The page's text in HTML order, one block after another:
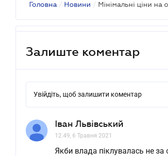
Головна / Новини /
Залиште коментар
Увійдіть, щоб залишити коментар
Іван Львівський
12.49, 6 Травня 2021
Якби влада піклувалась не за